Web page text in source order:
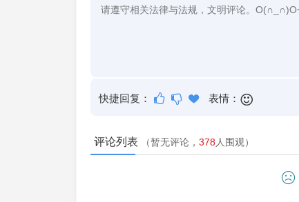
快捷回复： 表情：
评论列表 （暂无评论， 378 人围观）